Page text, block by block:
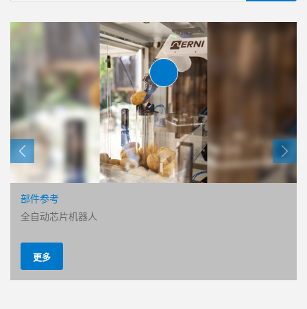
2指长行程平行抓手
GEH6000IL 系列
部件参考
全自动芯片机器人
更多